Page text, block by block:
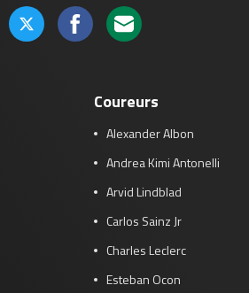
Coureurs
Alexander Albon
Andrea Kimi Antonelli
Arvid Lindblad
Carlos Sainz Jr
Charles Leclerc
Esteban Ocon